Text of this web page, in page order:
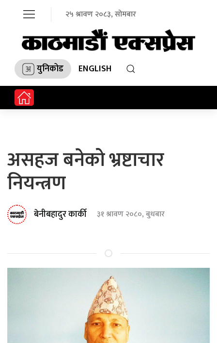
२५ श्रावण २०८३, सोमबार
युनिकोड ENGLISH
असहज बनेको भ्रष्टाचार
नियन्त्रण
बेनीबहादुर कार्की ३१ श्रावण २०८०, बुधबार